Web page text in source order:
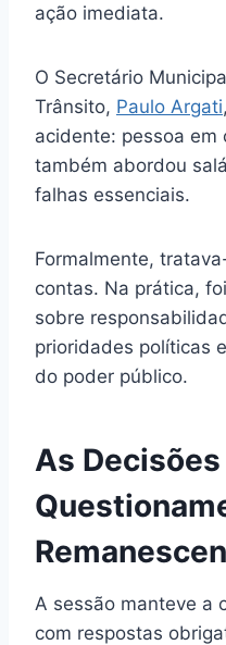
ação imediata.
O Secretário
Trânsito, Paulo Argati
acidente: pessoa em
também abordou
falhas essenciais.
Formalmente,
contas. Na prática,
sobre
prioridades políticas
do poder público.
As
A sessão manteve a
com respostas